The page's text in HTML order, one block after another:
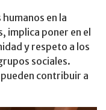
en la
implica poner en el
y respeto a los
sociales.
contribuir a